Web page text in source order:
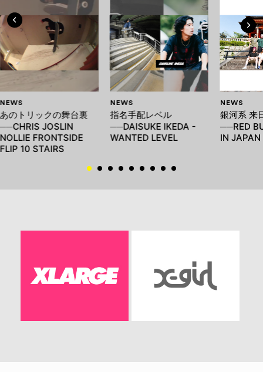
NEWS
あのトリックの舞台裏
──CHRIS JOSLIN
NOLLIE FRONTSIDE
FLIP 10 STAIRS
NEWS
指名手配レベル
──DAISUKE IKEDA -
WANTED LEVEL
NEWS
銀河系 来
──RED
IN JAPAN